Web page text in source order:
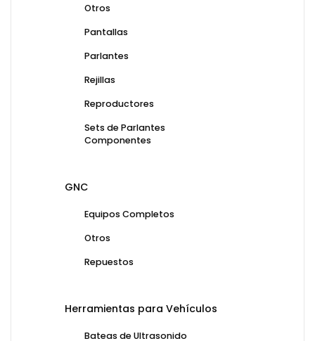
Otros
Pantallas
Parlantes
Rejillas
Reproductores
Sets de Parlantes
Componentes
GNC
Equipos Completos
Otros
Repuestos
Herramientas para Vehículos
Bateas de Ultrasonido